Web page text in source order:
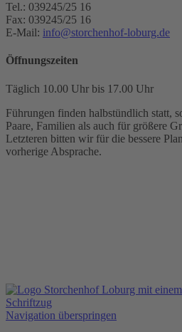
Tel.: 039245/25 16
Fax: 039245/25 16
E-Mail: info@storchenhof-loburg.de
Öffnungszeiten
Täglich 10.00 Uhr bis 17.00 Uhr
Führungen finden halbstündlich statt,
Paare, Familien als auch für größere
Letzteren bitten wir für die bessere
vorherige Absprache.
Navigation überspringen